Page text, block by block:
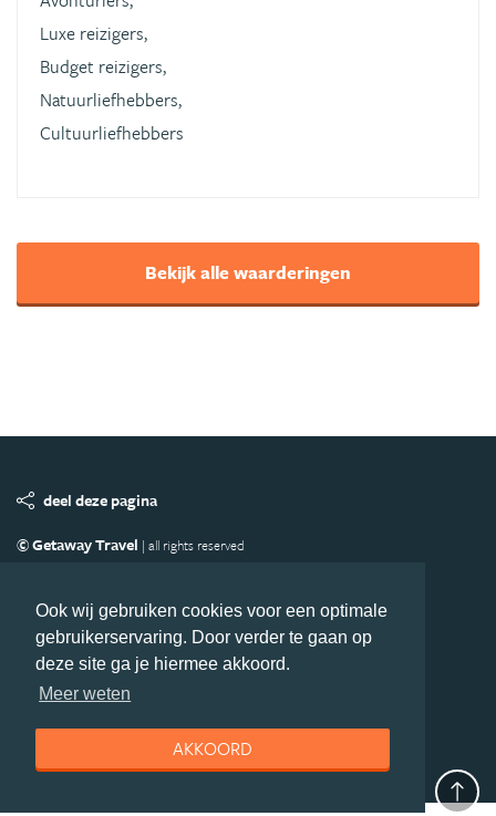
Ook wij gebruiken cookies voor een optimale
gebruikerservaring. Door verder te gaan op
deze site ga je hiermee akkoord.
Meer weten
AKKOORD
Luxe reizigers,
Budget reizigers,
Natuurliefhebbers,
Cultuurliefhebbers
Bekijk alle waarderingen
deel deze pagina
© Getaway Travel | all rights reserved
Copyright
Privacy statement Disclaimer
Cookies
Volg Azie.nl
Nieuwsbrief
Facebook